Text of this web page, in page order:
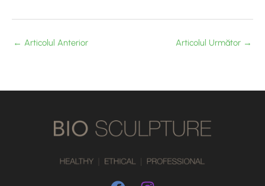
← Articolul Anterior Articolul Următor →